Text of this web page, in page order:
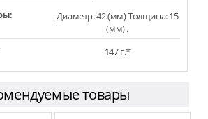
Диаметр: 42 (мм) Толщина: 15
(мм) .
147 г.*
товары